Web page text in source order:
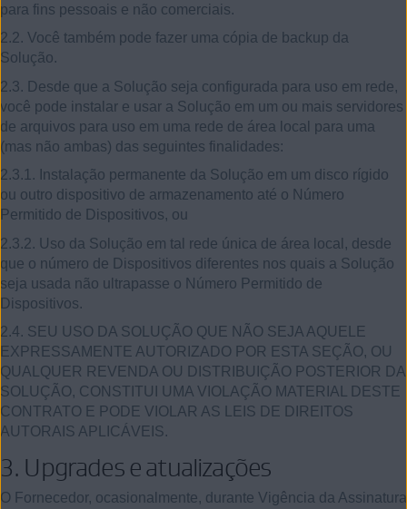
para fins pessoais e não comerciais.
2.2. Você também pode fazer uma cópia de backup da
Solução.
2.3. Desde que a Solução seja configurada para uso em rede,
você pode instalar e usar a Solução em um ou mais servidores
de arquivos para uso em uma rede de área local para uma
(mas não ambas) das seguintes finalidades:
2.3.1. Instalação permanente da Solução em um disco rígido
ou outro dispositivo de armazenamento até o Número
Permitido de Dispositivos, ou
2.3.2. Uso da Solução em tal rede única de área local, desde
que o número de Dispositivos diferentes nos quais a Solução
seja usada não ultrapasse o Número Permitido de
Dispositivos.
2.4. SEU USO DA SOLUÇÃO QUE NÃO SEJA AQUELE
EXPRESSAMENTE AUTORIZADO POR ESTA SEÇÃO, OU
QUALQUER REVENDA OU DISTRIBUIÇÃO POSTERIOR DA
SOLUÇÃO, CONSTITUI UMA VIOLAÇÃO MATERIAL DESTE
CONTRATO E PODE VIOLAR AS LEIS DE DIREITOS
AUTORAIS APLICÁVEIS.
3. Upgrades e atualizações
O Fornecedor, ocasionalmente, durante Vigência da Assinatura